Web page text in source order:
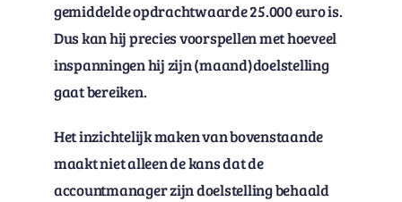
gemiddelde opdrachtwaarde 25.000 euro is.
Dus kan hij precies voorspellen met hoeveel
inspanningen hij zijn (maand)doelstelling
gaat bereiken.
Het inzichtelijk maken van bovenstaande
maakt niet alleen de kans dat de
accountmanager zijn doelstelling behaald